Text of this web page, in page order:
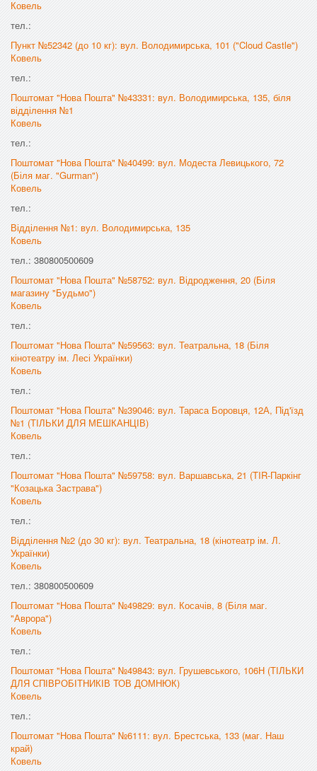
Ковель
тел.:
Пункт №52342 (до 10 кг): вул. Володимирська, 101 ("Cloud Castle")
Ковель
тел.:
Поштомат "Нова Пошта" №43331: вул. Володимирська, 135, біля
відділення №1
Ковель
тел.:
Поштомат "Нова Пошта" №40499: вул. Модеста Левицького, 72
(Біля маг. "Gurman")
Ковель
тел.:
Відділення №1: вул. Володимирська, 135
Ковель
тел.: 380800500609
Поштомат "Нова Пошта" №58752: вул. Відродження, 20 (Біля
магазину "Будьмо")
Ковель
тел.:
Поштомат "Нова Пошта" №59563: вул. Театральна, 18 (Біля
кінотеатру ім. Лесі Українки)
Ковель
тел.:
Поштомат "Нова Пошта" №39046: вул. Тараса Боровця, 12А, Під'їзд
№1 (ТІЛЬКИ ДЛЯ МЕШКАНЦІВ)
Ковель
тел.:
Поштомат "Нова Пошта" №59758: вул. Варшавська, 21 (TIR-Паркінг
"Козацька Застрава")
Ковель
тел.:
Відділення №2 (до 30 кг): вул. Театральна, 18 (кінотеатр ім. Л.
Українки)
Ковель
тел.: 380800500609
Поштомат "Нова Пошта" №49829: вул. Косачів, 8 (Біля маг.
"Аврора")
Ковель
тел.:
Поштомат "Нова Пошта" №49843: вул. Грушевського, 106Н (ТІЛЬКИ
ДЛЯ СПІВРОБІТНИКІВ ТОВ ДОМНЮК)
Ковель
тел.:
Поштомат "Нова Пошта" №6111: вул. Брестська, 133 (маг. Наш
край)
Ковель